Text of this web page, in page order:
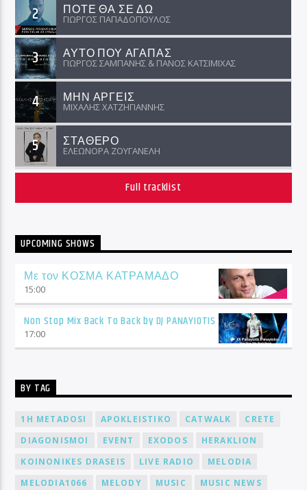
2 ΠΟΤΕ ΘΑ ΣΕ ΔΩ
ΓΙΩΡΓΟΣ ΠΑΠΑΔΟΠΟΥΛΟΣ
3 ΑΥΤΟ ΠΟΥ ΑΓΑΠΑΣ
ΓΙΩΡΓΟΣ ΣΑΜΠΑΝΗΣ & ΠΑΝΟΣ ΚΑΤΣΙΜΙΧΑΣ
4 ΜΗΝ ΑΡΓΕΙΣ
ΜΙΧΑΛΗΣ ΧΑΤΖΗΓΙΑΝΝΗΣ
5 ΣΤΑΘΕΡΟ
ΕΛΕΩΝΟΡΑ ΖΟΥΓΑΝΕΛΗ
Full tracklist
UPCOMING SHOWS
Με τον ΚΟΣΜΑ ΚΑΤΡΑΜΑΔΟ
15:00
Non Stop Mix Back To Back by DJ PANAYIOTIS
17:00
BY TAG
1H METADOSI APOKLEISTIKO CATWALK
CRETE
DIAGONISMOI
EVENT EXODOS
HERAKLION
KOINONIKES DRASEIS
LIVE RADIO
MELODIA
MELODIA1066
MELODY MUSIC
MUSIC NEWS